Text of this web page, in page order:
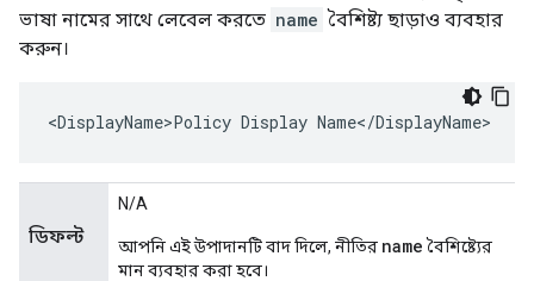
ভাষা নামের সাথে লেবেল করতে name বৈশিষ্ট্য ছাড়াও ব্যবহার
করুন।
<DisplayName>Policy Display Name</DisplayName>
ডিফল্ট
N/A
আপনি এই উপাদানটি বাদ দিলে, নীতির name বৈশিষ্ট্যের
মান ব্যবহার করা হবে।